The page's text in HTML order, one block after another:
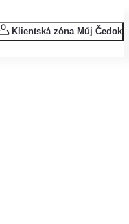
Klientská zóna Můj Čedok